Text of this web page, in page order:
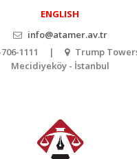
ENGLISH
info@atamer.av.tr
706-1111 |
Trump
Mecidiyeköy - İstanbul